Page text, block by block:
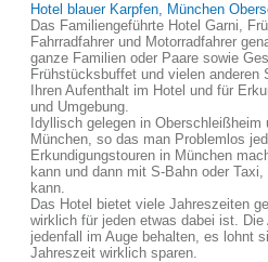
Hotel blauer Karpfen, München
Das Familiengeführte Hotel Garni,
Fahrradfahrer und Motorradfahrer
ganze Familien oder Paare sowie
Frühstücksbuffet und vielen anderen
Ihren Aufenthalt im Hotel und für
und Umgebung.
Idyllisch gelegen in Oberschleißheim
München, so das man Problemlos
Erkundigungstouren in München
kann und dann mit S-Bahn oder
kann.
Das Hotel bietet viele Jahreszeiten
wirklich für jeden etwas dabei ist.
jedenfall im Auge behalten, es lohnt
Jahreszeit wirklich sparen.